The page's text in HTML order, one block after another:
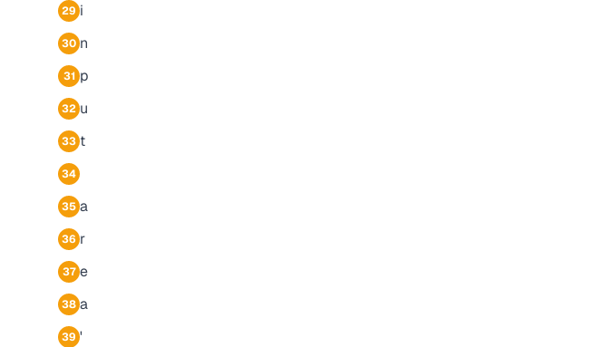
29 i
30 n
31 p
32 u
33 t
34
35 a
36 r
37 e
38 a
39 '